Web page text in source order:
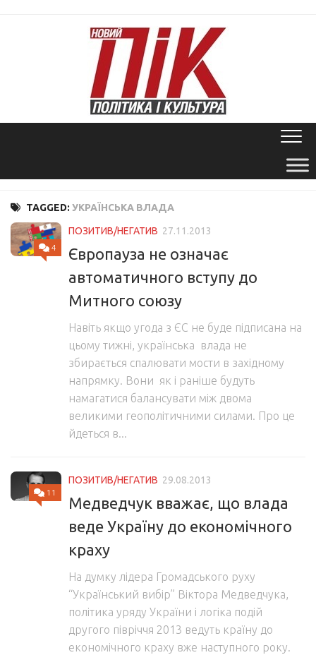
TAGGED: УКРАЇНСЬКА ВЛАДА
4
ПОЗИТИВ/НЕГАТИВ 27.11.2013
Європауза не означає
автоматичного вступу до
Митного союзу
Навіть якщо угода з ЄС не буде підписана на
цьому тижні, українська влада не
збирається спалювати мости в західному
напрямку. Вони як і раніше будуть
намагатися балансувати між двома
великими геополітичними силами. Про це
йдеться в...
11
ПОЗИТИВ/НЕГАТИВ 29.08.2013
Медведчук вважає, що влада
веде Україну до економічного
краху
На думку лідера Громадського руху
“Український вибір” Віктора Медведчука,
політика уряду України і логіка подій
другого півріччя 2013 ведуть країну до
економічного краху вже наступного року.